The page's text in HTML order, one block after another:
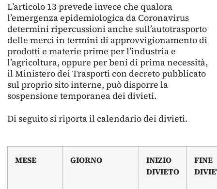
L’articolo 13 prevede invece che qualora
l’emergenza epidemiologica da Coronavirus
determini ripercussioni anche sull’autotrasporto
delle merci in termini di approvvigionamento di
prodotti e materie prime per l’industria e
l’agricoltura, oppure per beni di prima necessità,
il Ministero dei Trasporti con decreto pubblicato
sul proprio sito interne, può disporre la
sospensione temporanea dei divieti.
Di seguito si riporta il calendario dei divieti.
MESE GIORNO
INIZIO
DIVIETO
FINE